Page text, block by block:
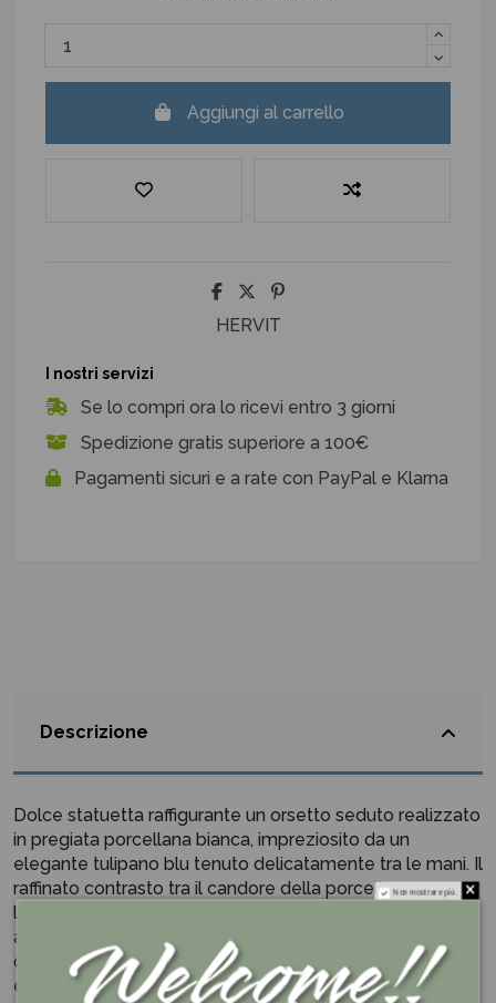
Aggiungi al carrello
HERVIT
I nostri servizi
Se lo compri ora lo ricevi entro 3 giorni
Spedizione gratis superiore a 100€
Pagamenti sicuri e a rate con PayPal e Klarna
Descrizione
Dolce statuetta raffigurante un orsetto seduto realizzato
in pregiata porcellana bianca, impreziosito da un
elegante tulipano blu tenuto delicatamente tra le mani. Il
raffinato contrasto tra il candore della porcellana e
l'intenso colore del fiore dona alla composizione un
aspetto delicato e ricercato, perfetto per arricchire
qualsiasi ambiente con un tocco di tenerezza ed
eleganza.
Non mostrare più.